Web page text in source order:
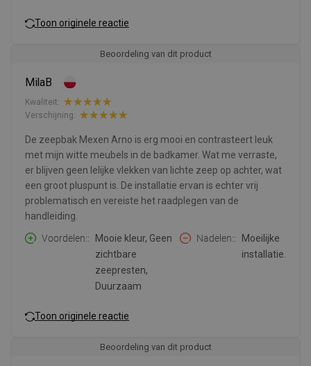
Toon originele reactie
Beoordeling van dit product
MilaB
Kwaliteit:
Verschijning:
De zeepbak Mexen Arno is erg mooi en contrasteert leuk
met mijn witte meubels in de badkamer. Wat me verraste,
er blijven geen lelijke vlekken van lichte zeep op achter, wat
een groot pluspunt is. De installatie ervan is echter vrij
problematisch en vereiste het raadplegen van de
handleiding.
Voordelen:
Mooie kleur, Geen
zichtbare
zeepresten,
Duurzaam
Nadelen:
Moeilijke
installatie.
Toon originele reactie
Beoordeling van dit product